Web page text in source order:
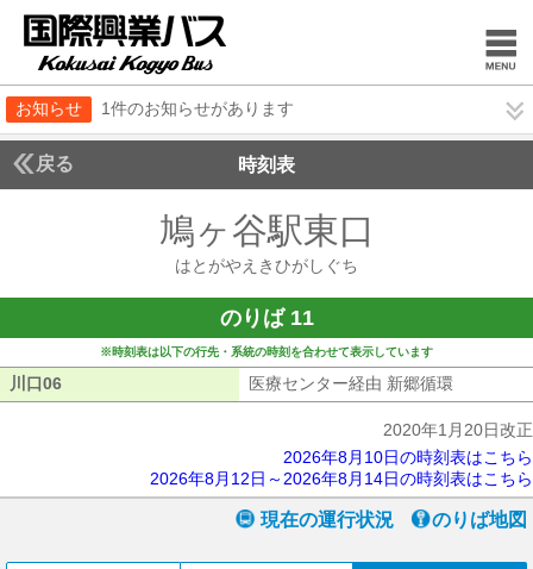
お知らせ 1件のお知らせがあります
戻る 時刻表
鳩ヶ谷駅東口
はとがやえきひがしぐち
のりば 11
※時刻表は以下の行先・系統の時刻を合わせて表示しています
川口06 医療センター経由 新郷循環
2020年1月20日改正
2026年8月10日の時刻表はこちら
2026年8月12日～2026年8月14日の時刻表はこちら
現在の運行状況 のりば地図